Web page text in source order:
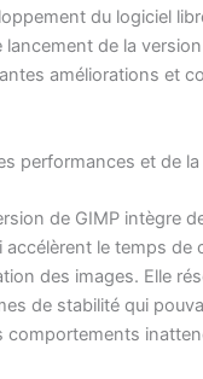
du logiciel
lancement de la
améliorations et
performances et de
de GIMP intègre
le temps de
des images. Elle
de stabilité qui
comportements